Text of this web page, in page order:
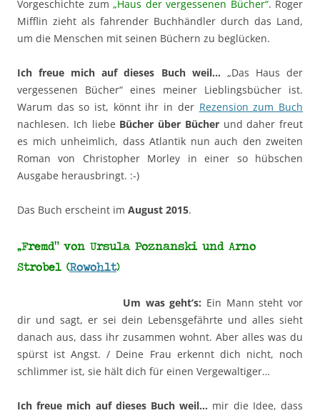
Vorgeschichte zum „Haus der vergessenen Bücher“. Roger
Mifflin zieht als fahrender Buchhändler durch das Land,
um die Menschen mit seinen Büchern zu beglücken.
Ich freue mich auf dieses Buch weil… „Das Haus der
vergessenen Bücher“ eines meiner Lieblingsbücher ist.
Warum das so ist, könnt ihr in der Rezension zum Buch
nachlesen. Ich liebe Bücher über Bücherund daher freut
es mich unheimlich, dass Atlantik nun auch den zweiten
Roman von Christopher Morley in einer so hübschen
Ausgabe herausbringt. :-)
Das Buch erscheint im August 2015.
„Fremd“ von Ursula Poznanski und Arno
Strobel (Rowohlt)
Um was geht’s: Ein Mann steht vor
dir und sagt, er sei dein Lebensgefährte und alles sieht
danach aus, dass ihr zusammen wohnt. Aber alles was du
spürst ist Angst. / Deine Frau erkennt dich nicht, noch
schlimmer ist, sie hält dich für einen Vergewaltiger…
Ich freue mich auf dieses Buch weil… mir die Idee, dass